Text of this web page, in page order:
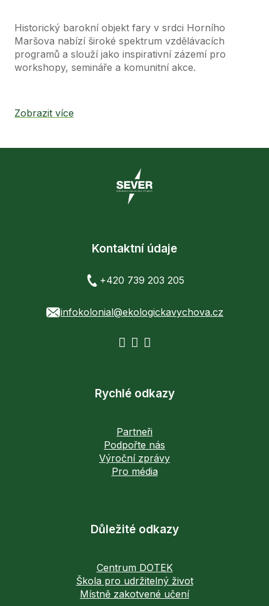
Historický barokní objekt fary v srdci Horního
Maršova nabízí široké spektrum vzdělávacích
programů a slouží jako inspirativní zázemí pro
workshopy, semináře a komunitní akce.
Zobrazit více
Kontaktní údaje
+420 739 203 205
infokolonial@ekologickavychova.cz
Rychlé odkazy
Partneři
Podpořte nás
Výroční zprávy
Pro média
Důležité odkazy
Centrum DOTEK
Škola pro udržitelný život
Místně zakotvené učení